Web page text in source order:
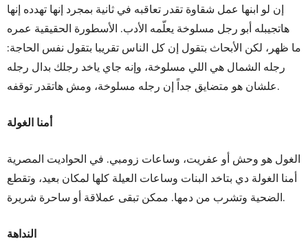
إن لو ابنها عمل شقاوة تقدر تعاقبه في ثانية بمجرد إنها تهدده إنها
هاتجيبله أبو رجل مسلوخة يعلّمه الأدب. الأسطورة الحقيقية عمره
ما ظهر، لكن الأبحاث بتقول إن كل الناس تقريبا بتقول نفس الحاجة:
رجله الشمال هي اللي مسلوخة، وإنه جاي ياخد رجلك بدال رجله
علشان هو متضايق جداً إن رجله مسلوخة، ومش هاتقدر توقفه.
أمنا الغولة
الغول هو وحش أو عفريت، وساعات زومبي. في الحواديت المصرية
أمنا الغولة دي بتاخد البنات وساعات العيلة كلها لمكان بعيد، وتقطع
الضحية وتشرب من دمها. ممكن تبقى عملاقة أو ساحرة شريرة.
النداهة